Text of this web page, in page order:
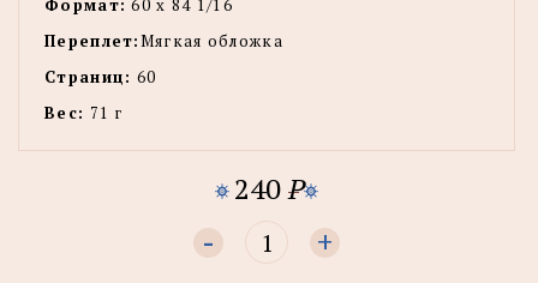
Формат: 60 х 84 1/16
Переплет:Мягкая обложка
Страниц: 60
Вес: 71 г
240P
- +